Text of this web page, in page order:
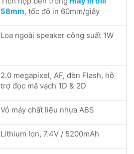
58mm, tốc độ in 60mm/giây
Loa ngoài speaker công suất 1W
2.0 megapixel, AF, đèn Flash, hỗ
trợ đọc mã vạch 1D & 2D
Vỏ máy chất liệu nhựa ABS
Lithium Ion, 7.4V / 5200mAh